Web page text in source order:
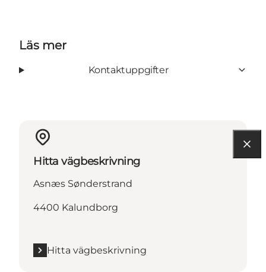
Läs mer
Kontaktuppgifter
Hitta vägbeskrivning
Asnæs Sønderstrand
4400 Kalundborg
Hitta vägbeskrivning